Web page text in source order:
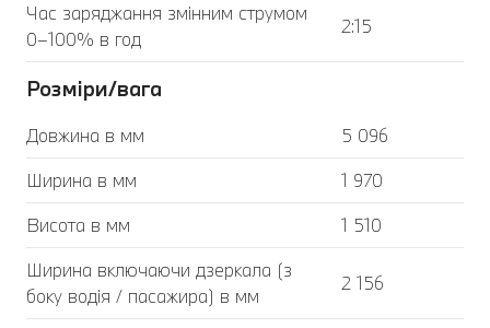
Час заряджання змінним струмом
0–100% в год
2:15
Розміри/вага
Довжина в мм
5 096
Ширина в мм
1 970
Висота в мм
1 510
Ширина включаючи дзеркала (з
боку водія / пасажира) в мм
2 156